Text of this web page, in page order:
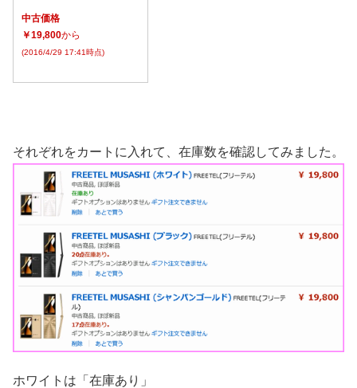
中古価格
￥19,800から
(2016/4/29 17:41時点)
それぞれをカートに入れて、在庫数を確認してみました。
ホワイトは「在庫あり」